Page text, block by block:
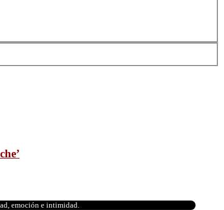
emoción e intimidad.